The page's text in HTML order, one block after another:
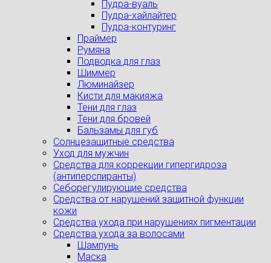
Пудра-вуаль
Пудра-хайлайтер
Пудра-контуринг
Праймер
Румяна
Подводка для глаз
Шиммер
Люминайзер
Кисти для макияжа
Тени для глаз
Тени для бровей
Бальзамы для губ
Солнцезащитные средства
Уход для мужчин
Средства для коррекции гипергидроза
(антиперспиранты)
Себорегулирующие средства
Средства от нарушений защитной функции
кожи
Средства ухода при нарушениях пигментации
Средства ухода за волосами
Шампунь
Маска